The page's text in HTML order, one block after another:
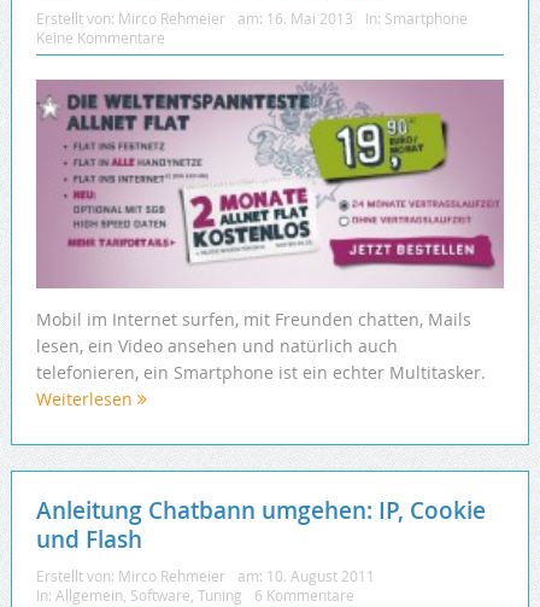
Erstellt von: Mirco Rehmeier am: 16. Mai 2013 In: Smartphone
Keine Kommentare
Mobil im Internet surfen, mit Freunden chatten, Mails
lesen, ein Video ansehen und natürlich auch
telefonieren, ein Smartphone ist ein echter Multitasker.
Weiterlesen
Anleitung Chatbann umgehen: IP, Cookie
und Flash
Erstellt von: Mirco Rehmeier am: 10. August 2011
In: Allgemein Software Tuning 6 Kommentare